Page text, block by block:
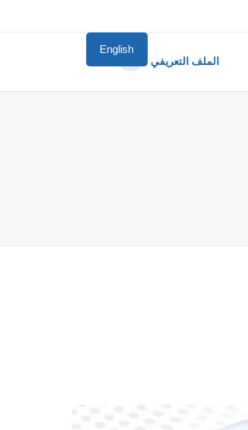
الملف التعريفي
English